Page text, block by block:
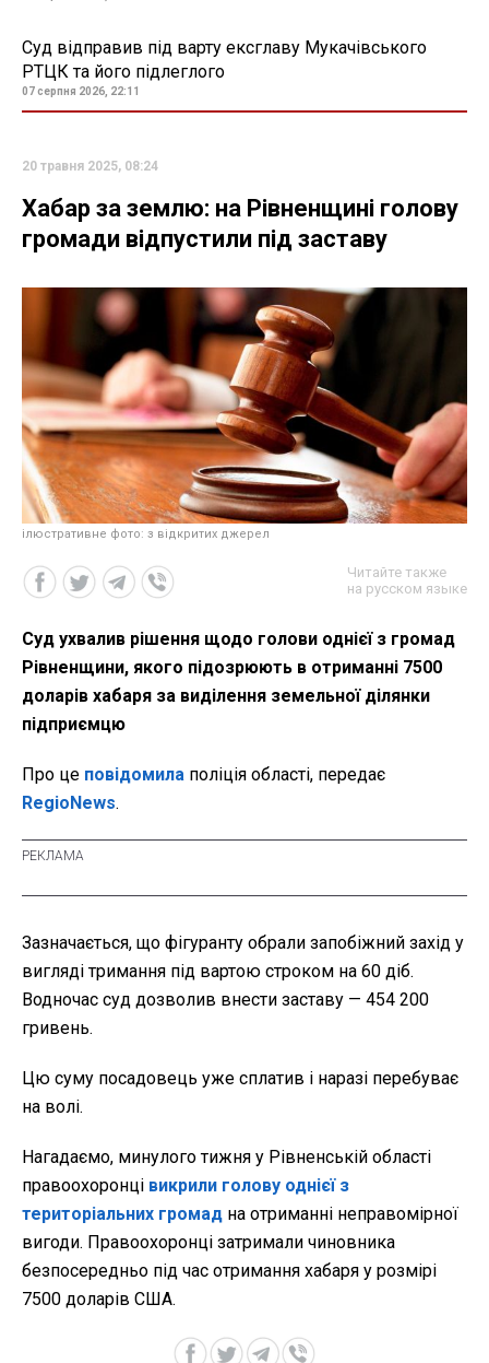
Суд відправив під варту ексглаву Мукачівського
РТЦК та його підлеглого
07 серпня 2026, 22:11
20 травня 2025, 08:24
Хабар за землю: на Рівненщині голову
громади відпустили під заставу
ілюстративне фото: з відкритих джерел
Читайте также
на русском языке
Суд ухвалив рішення щодо голови однієї з громад
Рівненщини, якого підозрюють в отриманні 7500
доларів хабаря за виділення земельної ділянки
підприємцю
Про це повідомила поліція області, передає
RegioNews.
Зазначається, що фігуранту обрали запобіжний захід у
вигляді тримання під вартою строком на 60 діб.
Водночас суд дозволив внести заставу — 454 200
гривень.
Цю суму посадовець уже сплатив і наразі перебуває
на волі.
Нагадаємо, минулого тижня у Рівненській області
правоохоронці викрили голову однієї з
територіальних громад на отриманні неправомірної
вигоди. Правоохоронці затримали чиновника
безпосередньо під час отримання хабаря у розмірі
7500 доларів США.